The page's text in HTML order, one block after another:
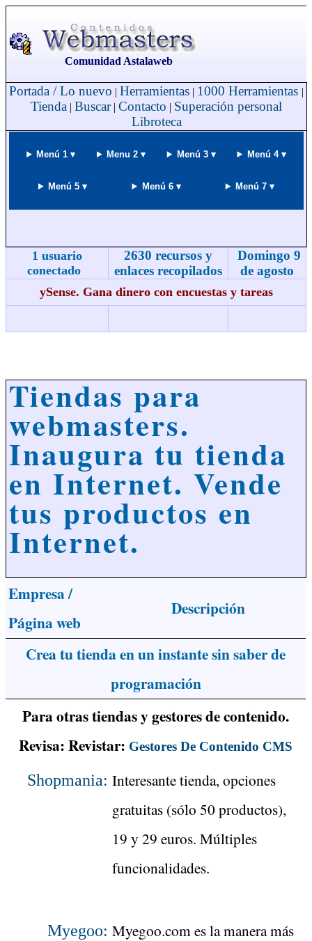
Comunidad Astalaweb
Portada / Lo nuevo | Herramientas | 1000 Herramientas |
Tienda | Buscar| Contacto | Superación personal
Libroteca
Menú 1 ▾ Menu 2 ▾ Menú 3 ▾ Menú 4 ▾
Menú 5 ▾ Menú 6 ▾ Menú 7 ▾
1 usuario
conectado
2630 recursos y
enlaces recopilados
Domingo 9
de agosto
ySense. Gana dinero con encuestas y tareas
Tiendas para
webmasters.
Inaugura tu tienda
en Internet. Vende
tus productos en
Internet.
Empresa /
Página web
Descripción
Crea tu tienda en un instante sin saber de
programación
Para otras tiendas y gestores de contenido.
Revisa: Revistar: Gestores De Contenido CMS
Shopmania: Interesante tienda, opciones
gratuitas (sólo 50 productos),
19 y 29 euros. Múltiples
funcionalidades.
Myegoo: Myegoo.com es la manera más